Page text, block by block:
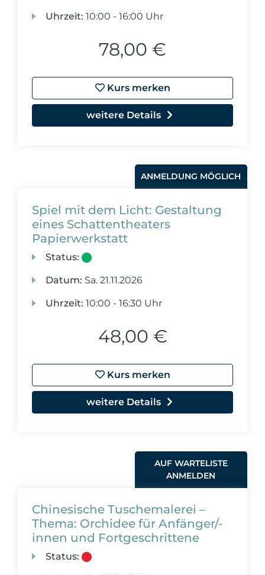
Uhrzeit: 10:00 - 16:00 Uhr
78,00 €
Kurs merken
weitere Details
ANMELDUNG MÖGLICH
Spiel mit dem Licht: Gestaltung
eines Schattentheaters
Papierwerkstatt
Status:
Datum: Sa. 21.11.2026
Uhrzeit: 10:00 - 16:30 Uhr
48,00 €
Kurs merken
weitere Details
AUF WARTELISTE
ANMELDEN
Chinesische Tuschemalerei –
Thema: Orchidee für Anfänger/-
innen und Fortgeschrittene
Status: